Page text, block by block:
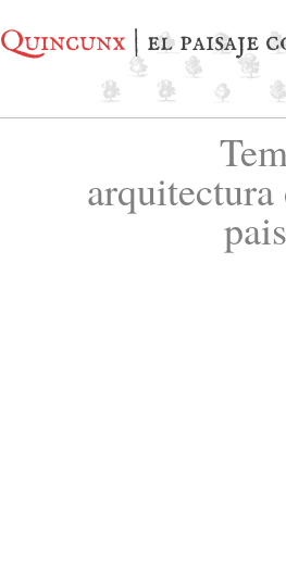
Quincunx | el paisaje
arquitectura